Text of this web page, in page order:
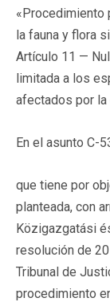
la fauna y flora
Artículo 11 —
limitada a los
afectados por la
En el asunto C-
que tiene por
planteada, con
Közigazgatási
resolución de
Tribunal de
procedimiento